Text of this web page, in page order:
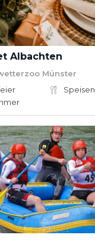
Albachten
Münster
Speisen